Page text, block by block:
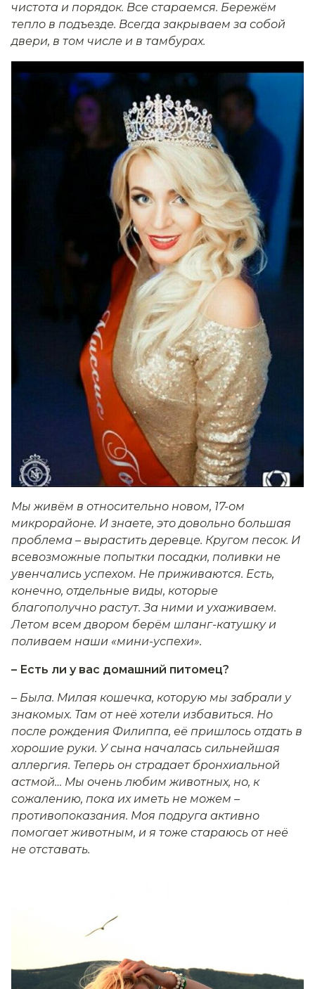
чистота и порядок. Все стараемся. Бережём
тепло в подъезде. Всегда закрываем за собой
двери, в том числе и в тамбурах.
Мы живём в относительно новом, 17-ом
микрорайоне. И знаете, это довольно большая
проблема – вырастить деревце. Кругом песок. И
всевозможные попытки посадки, поливки не
увенчались успехом. Не приживаются. Есть,
конечно, отдельные виды, которые
благополучно растут. За ними и ухаживаем.
Летом всем двором берём шланг-катушку и
поливаем наши «мини-успехи».
– Есть ли у вас домашний питомец?
– Была. Милая кошечка, которую мы забрали у
знакомых. Там от неё хотели избавиться. Но
после рождения Филиппа, её пришлось отдать в
хорошие руки. У сына началась сильнейшая
аллергия. Теперь он страдает бронхиальной
астмой… Мы очень любим животных, но, к
сожалению, пока их иметь не можем –
противопоказания. Моя подруга активно
помогает животным, и я тоже стараюсь от неё
не отставать.